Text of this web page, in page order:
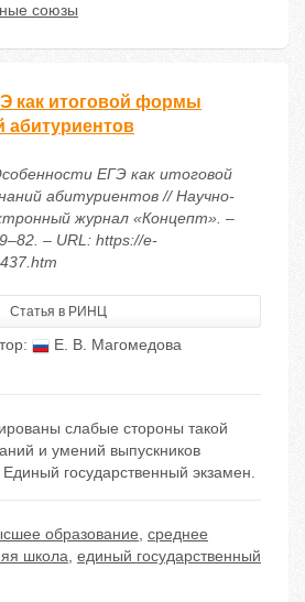
союзы
как итоговой формы
абитуриентов
ЕГЭ как итоговой
абитуриентов // Научно-
журнал «Концепт». –
– URL: https://e-
Статья в РИНЦ
Е. В. Магомедова
слабые стороны такой
и умений выпускников
государственный экзамен.
образование, среднее
школа, единый государственный